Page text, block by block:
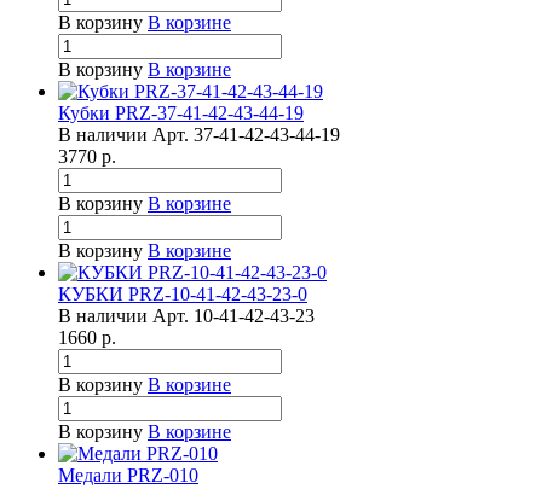
В корзину В корзине
В корзину В корзине
Кубки PRZ-37-41-42-43-44-19
В наличии Арт. 37-41-42-43-44-19
3770 р.
В корзину В корзине
В корзину В корзине
КУБКИ PRZ-10-41-42-43-23-0
В наличии Арт. 10-41-42-43-23
1660 р.
В корзину В корзине
В корзину В корзине
Медали PRZ-010